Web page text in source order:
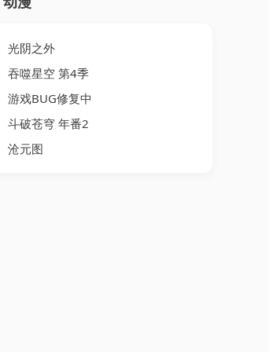
光阴之外
吞噬星空 第4季
游戏BUG修复中
斗破苍穹 年番2
沧元图